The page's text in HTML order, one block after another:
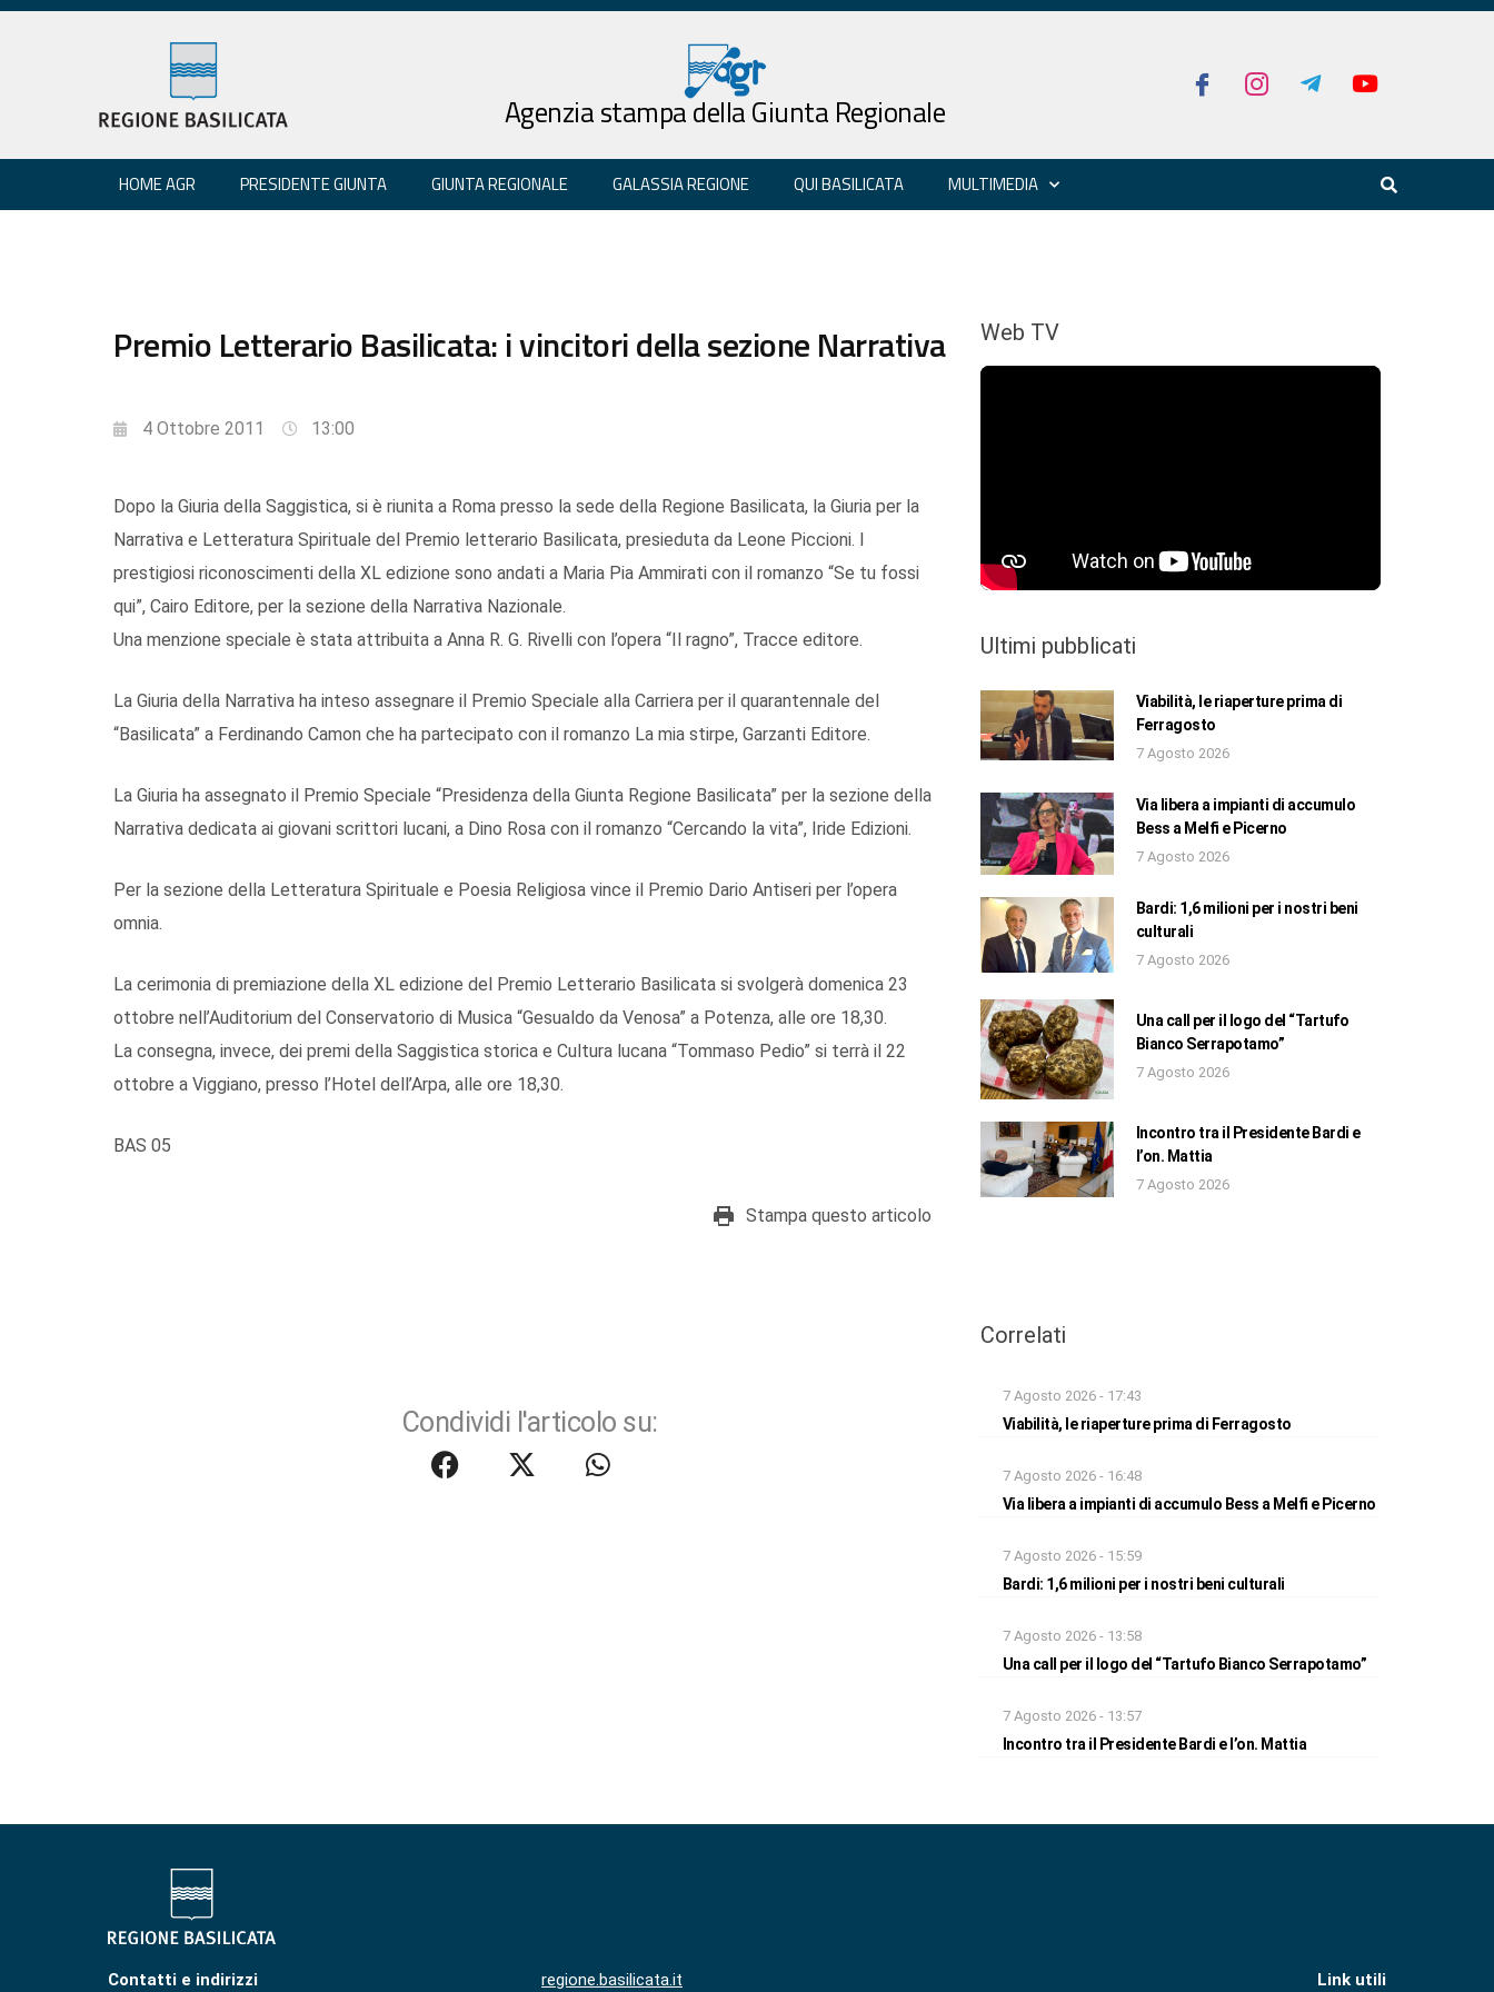
Agenzia stampa della Giunta Regionale
HOME AGR PRESIDENTE GIUNTA GIUNTA REGIONALE GALASSIA REGIONE QUI BASILICATA MULTIMEDIA
Premio Letterario Basilicata: i vincitori della sezione Narrativa
4 Ottobre 2011 13:00
Dopo la Giuria della Saggistica, si è riunita a Roma presso la sede della Regione Basilicata, la Giuria per la
Narrativa e Letteratura Spirituale del Premio letterario Basilicata, presieduta da Leone Piccioni. I
prestigiosi riconoscimenti della XL edizione sono andati a Maria Pia Ammirati con il romanzo “Se tu fossi
qui”, Cairo Editore, per la sezione della Narrativa Nazionale.
Una menzione speciale è stata attribuita a Anna R. G. Rivelli con l’opera “Il ragno”, Tracce editore.
La Giuria della Narrativa ha inteso assegnare il Premio Speciale alla Carriera per il quarantennale del
“Basilicata” a Ferdinando Camon che ha partecipato con il romanzo La mia stirpe, Garzanti Editore.
La Giuria ha assegnato il Premio Speciale “Presidenza della Giunta Regione Basilicata” per la sezione della
Narrativa dedicata ai giovani scrittori lucani, a Dino Rosa con il romanzo “Cercando la vita”, Iride Edizioni.
Per la sezione della Letteratura Spirituale e Poesia Religiosa vince il Premio Dario Antiseri per l’opera
omnia.
La cerimonia di premiazione della XL edizione del Premio Letterario Basilicata si svolgerà domenica 23
ottobre nell’Auditorium del Conservatorio di Musica “Gesualdo da Venosa” a Potenza, alle ore 18,30.
La consegna, invece, dei premi della Saggistica storica e Cultura lucana “Tommaso Pedio” si terrà il 22
ottobre a Viggiano, presso l’Hotel dell’Arpa, alle ore 18,30.
BAS 05
Stampa questo articolo
Condividi l'articolo su:
Web TV
Ultimi pubblicati
Viabilità, le riaperture prima di
Ferragosto
7 Agosto 2026
Via libera a impianti di accumulo
Bess a Melfi e Picerno
7 Agosto 2026
Bardi: 1,6 milioni per i nostri beni
culturali
7 Agosto 2026
Una call per il logo del “Tartufo
Bianco Serrapotamo”
7 Agosto 2026
Incontro tra il Presidente Bardi e
l’on. Mattia
7 Agosto 2026
Correlati
7 Agosto 2026 - 17:43
Viabilità, le riaperture prima di Ferragosto
7 Agosto 2026 - 16:48
Via libera a impianti di accumulo Bess a Melfi e Picerno
7 Agosto 2026 - 15:59
Bardi: 1,6 milioni per i nostri beni culturali
7 Agosto 2026 - 13:58
Una call per il logo del “Tartufo Bianco Serrapotamo”
7 Agosto 2026 - 13:57
Incontro tra il Presidente Bardi e l’on. Mattia
Contatti e indirizzi regione.basilicata.it Link utili